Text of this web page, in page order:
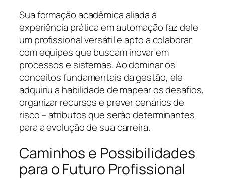
Sua formação acadêmica aliada à
experiência prática em automação faz dele
um profissional versátil e apto a colaborar
com equipes que buscam inovar em
processos e sistemas. Ao dominar os
conceitos fundamentais da gestão, ele
adquiriu a habilidade de mapear os desafios,
organizar recursos e prever cenários de
risco – atributos que serão determinantes
para a evolução de sua carreira.
Caminhos e Possibilidades
para o Futuro Profissional